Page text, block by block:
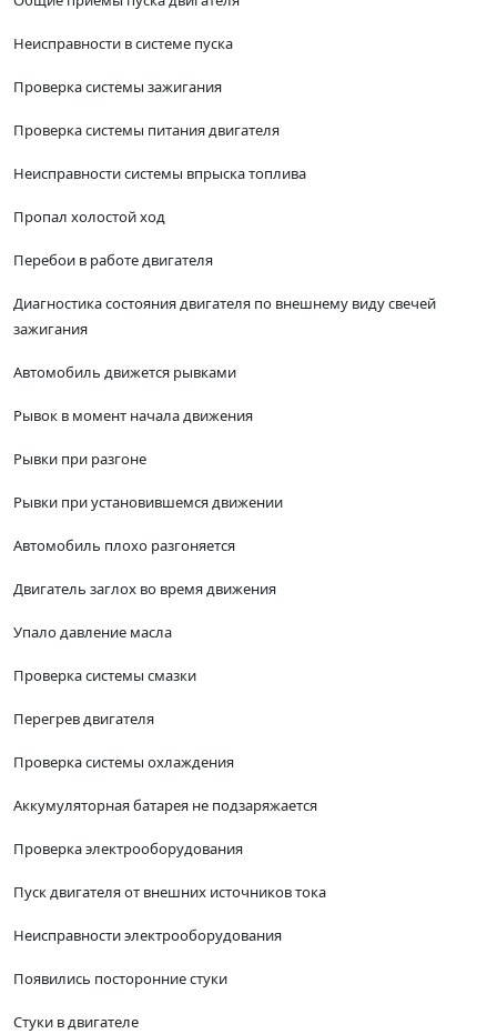
Неисправности в системе пуска
Проверка системы зажигания
Проверка системы питания двигателя
Неисправности системы впрыска топлива
Пропал холостой ход
Перебои в работе двигателя
Диагностика состояния двигателя по внешнему виду свечей
зажигания
Автомобиль движется рывками
Рывок в момент начала движения
Рывки при разгоне
Рывки при установившемся движении
Автомобиль плохо разгоняется
Двигатель заглох во время движения
Упало давление масла
Проверка системы смазки
Перегрев двигателя
Проверка системы охлаждения
Аккумуляторная батарея не подзаряжается
Проверка электрооборудования
Пуск двигателя от внешних источников тока
Неисправности электрооборудования
Появились посторонние стуки
Стуки в двигателе